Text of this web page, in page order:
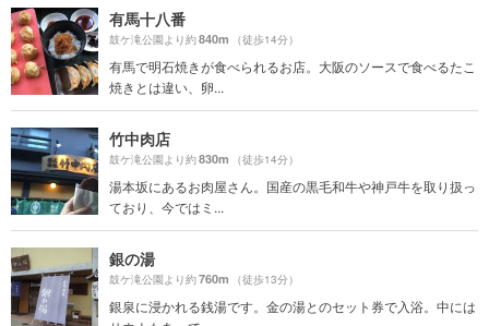
有馬十八番
鼓ケ滝公園より約840m （徒歩14分）
有馬で明石焼きが食べられるお店。大阪のソースで食べるたこ
焼きとは違い、卵...
竹中肉店
鼓ケ滝公園より約830m （徒歩14分）
湯本坂にあるお肉屋さん。国産の黒毛和牛や神戸牛を取り扱っ
ており、今ではミ...
銀の湯
鼓ケ滝公園より約760m （徒歩13分）
銀泉に浸かれる銭湯です。金の湯とのセット券で入浴。中には